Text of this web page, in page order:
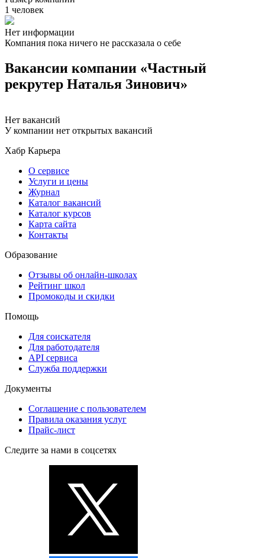
1 человек
Нет информации
Компания пока ничего не рассказала о себе
Вакансии компании «Частный
рекрутер Наталья Зинович»
Нет вакансий
У компании нет открытых вакансий
Хабр Карьера
О сервисе
Услуги и цены
Журнал
Каталог вакансий
Каталог курсов
Карта сайта
Контакты
Образование
Отзывы об онлайн-школах
Рейтинг школ
Промокоды и скидки
Помощь
Для соискателя
Для работодателя
API сервиса
Служба поддержки
Документы
Соглашение с пользователем
Правила оказания услуг
Прайс-лист
Следите за нами в соцсетях